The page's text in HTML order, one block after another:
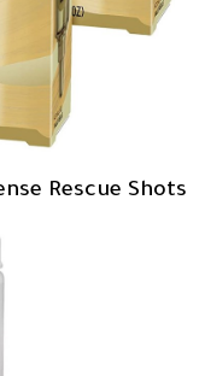
Rescue Shots